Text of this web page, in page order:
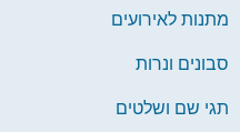
מתנות לאירועים
סבונים ונרות
תגי שם ושלטים